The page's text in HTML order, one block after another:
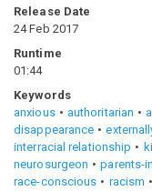
Release Date
24 Feb 2017
Runtime
01:44
Keywords
anxious
authoritarian
disappearance
interracial relationship
neurosurgeon
parents-
race-conscious
racism